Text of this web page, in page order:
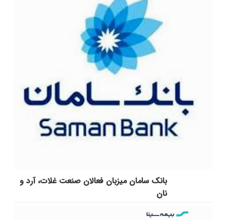
بانک سامان میزبان فعالان صنعت غلات، آرد و
نان